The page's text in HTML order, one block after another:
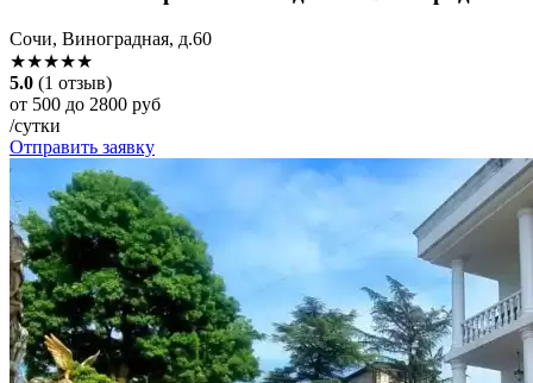
Сочи, Виноградная, д.60
★★★★★
5.0 (1 отзыв)
от 500 до 2800 руб
/сутки
Отправить заявку